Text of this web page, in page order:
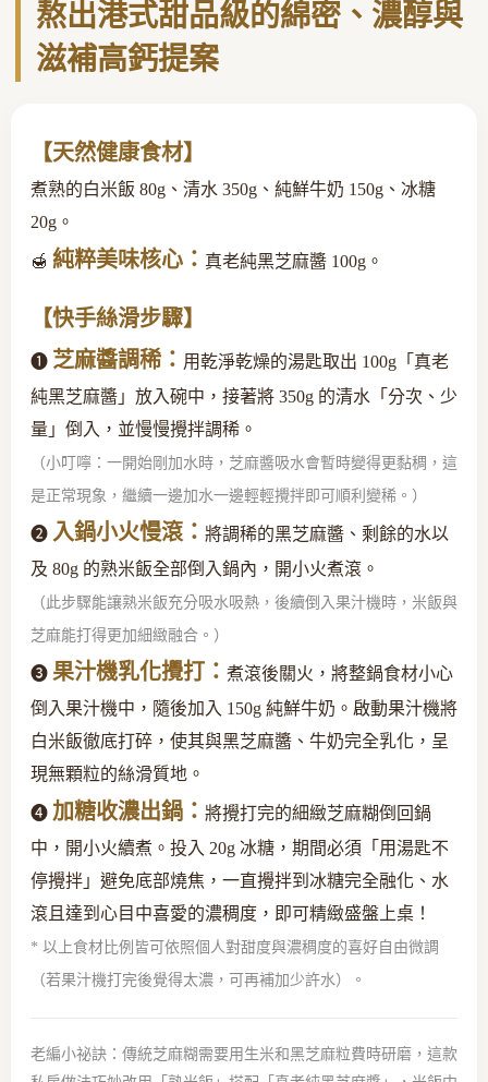
熬出港式甜品級的綿密、濃醇與
滋補高鈣提案
【天然健康食材】
煮熟的白米飯 80g、清水 350g、純鮮牛奶 150g、冰糖
20g。
🍯 純粹美味核心： 真老純黑芝麻醬 100g。
【快手絲滑步驟】
❶ 芝麻醬調稀： 用乾淨乾燥的湯匙取出 100g「真老
純黑芝麻醬」放入碗中，接著將 350g 的清水「分次、少
量」倒入，並慢慢攪拌調稀。
（小叮嚀：一開始剛加水時，芝麻醬吸水會暫時變得更黏稠，這
是正常現象，繼續一邊加水一邊輕輕攪拌即可順利變稀。）
❷ 入鍋小火慢滾： 將調稀的黑芝麻醬、剩餘的水以
及 80g 的熟米飯全部倒入鍋內，開小火煮滾。
（此步驟能讓熟米飯充分吸水吸熱，後續倒入果汁機時，米飯與
芝麻能打得更加細緻融合。）
❸ 果汁機乳化攪打： 煮滾後關火，將整鍋食材小心
倒入果汁機中，隨後加入 150g 純鮮牛奶。啟動果汁機將
白米飯徹底打碎，使其與黑芝麻醬、牛奶完全乳化，呈
現無顆粒的絲滑質地。
❹ 加糖收濃出鍋： 將攪打完的細緻芝麻糊倒回鍋
中，開小火續煮。投入 20g 冰糖，期間必須「用湯匙不
停攪拌」避免底部燒焦，一直攪拌到冰糖完全融化、水
滾且達到心目中喜愛的濃稠度，即可精緻盛盤上桌！
* 以上食材比例皆可依照個人對甜度與濃稠度的喜好自由微調
（若果汁機打完後覺得太濃，可再補加少許水）。
老編小祕訣：傳統芝麻糊需要用生米和黑芝麻粒費時研磨，這款